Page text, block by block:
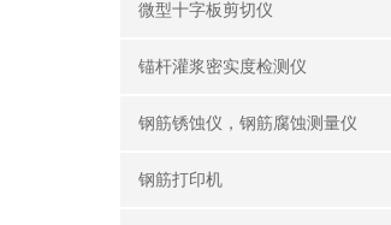
微型十字板剪切仪
锚杆灌浆密实度检测仪
钢筋锈蚀仪，钢筋腐蚀测量仪
钢筋打印机